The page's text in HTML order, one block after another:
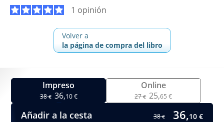
1 opinión
Volver a
la página de compra del libro
Impreso
38€ 36,10 €
Online
27€ 25,65 €
Añadir a la cesta 38€ 36,10 €